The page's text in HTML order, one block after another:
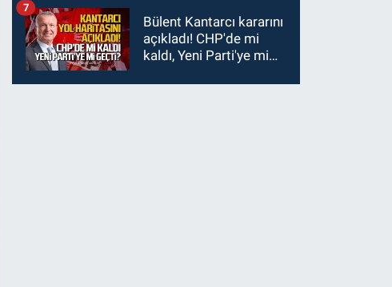
Bülent Kantarcı kararını
açıkladı! CHP'de mi
kaldı, Yeni Parti'ye mi
7